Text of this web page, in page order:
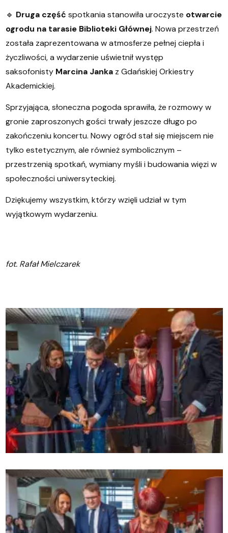
🔹 Druga część spotkania stanowiła uroczyste otwarcie
ogrodu na tarasie Biblioteki Głównej. Nowa przestrzeń
została zaprezentowana w atmosferze pełnej ciepła i
życzliwości, a wydarzenie uświetnił występ
saksofonisty Marcina Janka z Gdańskiej Orkiestry
Akademickiej.
Sprzyjająca, słoneczna pogoda sprawiła, że rozmowy w
gronie zaproszonych gości trwały jeszcze długo po
zakończeniu koncertu. Nowy ogród stał się miejscem nie
tylko estetycznym, ale również symbolicznym –
przestrzenią spotkań, wymiany myśli i budowania więzi w
społeczności uniwersyteckiej.
Dziękujemy wszystkim, którzy wzięli udział w tym
wyjątkowym wydarzeniu.
fot. Rafał Mielczarek